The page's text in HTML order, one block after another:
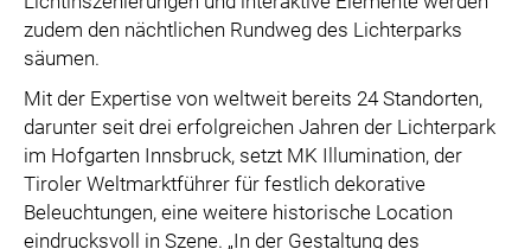
zudem den nächtlichen Rundweg des Lichterparks
säumen.
Mit der Expertise von weltweit bereits 24 Standorten,
darunter seit drei erfolgreichen Jahren der Lichterpark
im Hofgarten Innsbruck, setzt MK Illumination, der
Tiroler Weltmarktführer für festlich dekorative
Beleuchtungen, eine weitere historische Location
eindrucksvoll in Szene. „In der Gestaltung des